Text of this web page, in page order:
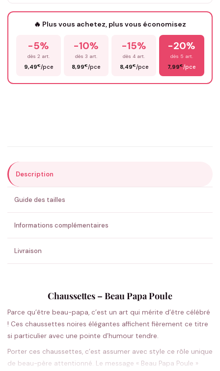
Votre texte / idée*
Prénom*
ENVOYER MA DEMANDE ✨
💚 Retour sous 24-48h🇫🇷 Flocage en France✅ Validation avant fabrication
🔥 Plus vous achetez, plus vous économisez
-5%
dès 2 art.
9,49€/pce
-10%
dès 3 art.
8,99€/pce
-15%
dès 4 art.
8,49€/pce
-20%
dès 5 art.
7,99€/pce
Description
Guide des tailles
Informations complémentaires
Livraison
Chaussettes – Beau Papa Poule
Parce qu’être beau-papa, c’est un art qui mérite d’être célébré
! Ces chaussettes noires élégantes affichent fièrement ce titre
si particulier avec une pointe d’humour tendre.
Porter ces chaussettes, c’est assumer avec style ce rôle unique
de beau-père attentionné. Le message « Beau Papa Poule »